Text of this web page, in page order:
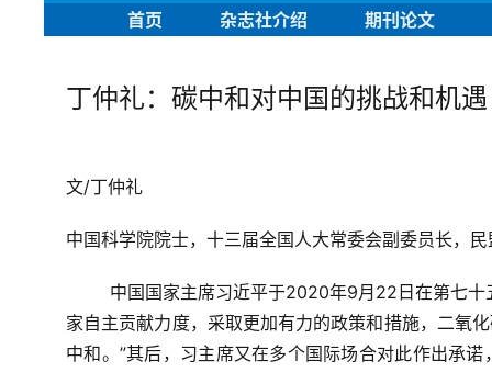
首页 杂志社介绍 期刊论文
丁仲礼：碳中和对中国的挑战和机遇
文/丁仲礼
中国科学院院士，十三届全国人大常委会副委员长，
中国国家主席习近平于2020年9月22日在第七
家自主贡献力度，采取更加有力的政策和措施，二氧
中和。”其后，习主席又在多个国际场合对此作出承